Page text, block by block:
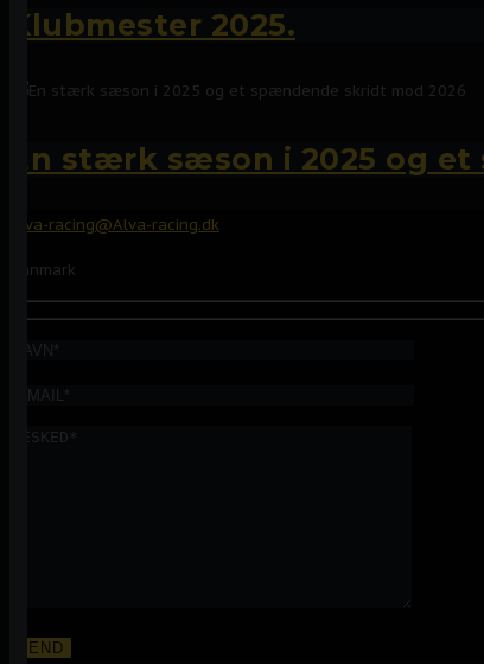
Klubmester 2025.
En stærk sæson i 2025 og
Alva-racing@Alva-racing.dk
Danmark